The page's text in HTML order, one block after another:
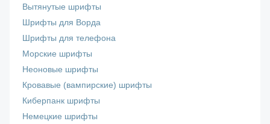
Вытянутые шрифты
Шрифты для Ворда
Шрифты для телефона
Морские шрифты
Неоновые шрифты
Кровавые (вампирские) шрифты
Киберпанк шрифты
Немецкие шрифты